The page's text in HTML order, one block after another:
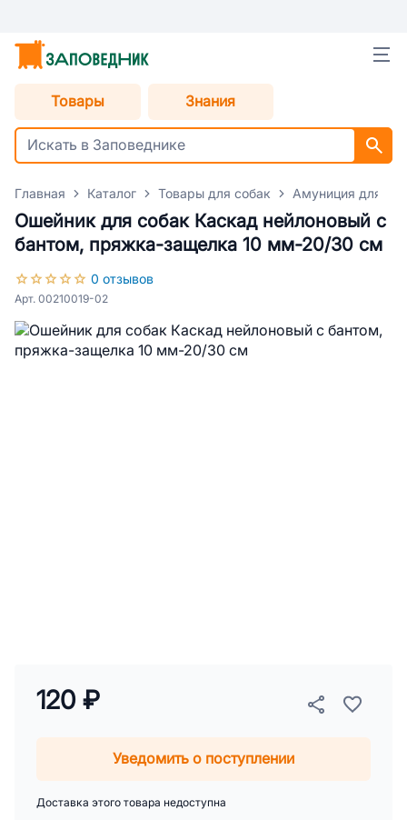
Товары Знания
Главная Каталог Товары для собак Амуниция для
Ошейник для собак Каскад нейлоновый с
бантом, пряжка-защелка 10 мм-20/30 см
0 отзывов
Арт. 00210019-02
120 ₽
Уведомить о поступлении
Доставка этого товара недоступна